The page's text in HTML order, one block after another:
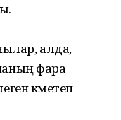
алда,
фара
кәметеп